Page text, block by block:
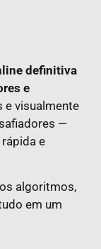
definitiva
e
e visualmente
—
e
algoritmos,
em um